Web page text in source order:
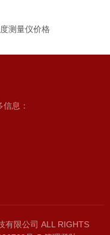
测量仪价格
息：
有限公司 ALL RIGHTS